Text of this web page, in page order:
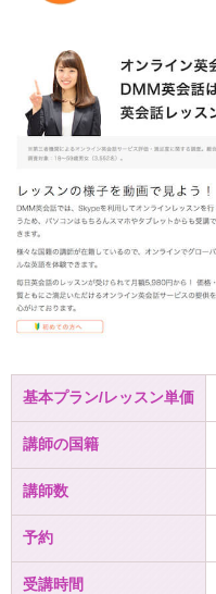
基本プラン/レッスン単価
講師の国籍
講師数
予約
受講時間